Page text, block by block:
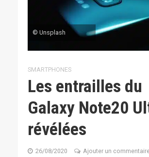
© Unsplash
SMARTPHONES
Les entrailles du
Galaxy Note20
révélées
26/08/2020 Ajouter un